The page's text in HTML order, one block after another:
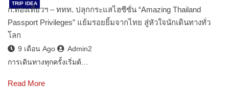
TRIP IDEA
ก.ท่องเที่ยวฯ – ททท. ปลุกกระแสไฮซีซั่น “Amazing Thailand
Passport Privileges” แย้มรอยยิ้มจากไทย สู่หัวใจนักเดินทางทั่ว
โลก
9 เดือน Ago
Admin2
การเดินทางทุกครั้งเริ่มต้…
Read More